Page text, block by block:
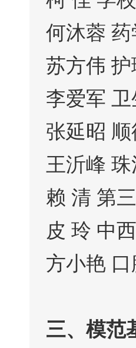
何沐蓉
苏方伟
李爱军
张延昭
王沂峰
赖 清 第
皮 玲 中
方小艳
三、模范